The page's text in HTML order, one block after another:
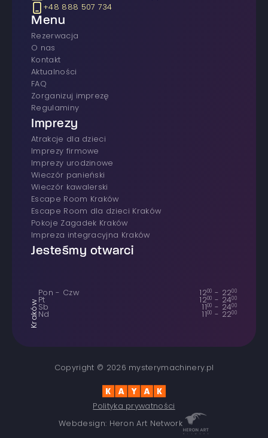
+48 888 507 734
Menu
rezerwacja
O nas
Kontakt
Aktualności
FAQ
Zorganizuj imprezę
Regulaminy
Imprezy
atrakcje dla dzieci
imprezy firmowe
Imprezy urodzinowe
wieczór panieński
wieczór kawalerski
Escape Room Kraków
Escape Room dla dzieci Kraków
Pokoje Zagadek Kraków
Impreza integracyjna Kraków
Jesteśmy otwarci
Kraków
Pon - Czw 1200 - 2200
Pt 1200 - 2400
Sb 1100 - 2400
Nd 1100 - 2200
Copyright © 2026 mysterymachinery.pl
Polityka prywatności
Webdesign: Heron Art Network